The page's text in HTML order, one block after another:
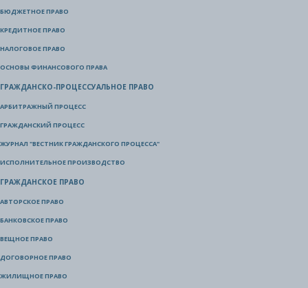
БЮДЖЕТНОЕ ПРАВО
КРЕДИТНОЕ ПРАВО
НАЛОГОВОЕ ПРАВО
ОСНОВЫ ФИНАНСОВОГО ПРАВА
ГРАЖДАНСКО-ПРОЦЕССУАЛЬНОЕ ПРАВО
АРБИТРАЖНЫЙ ПРОЦЕСС
ГРАЖДАНСКИЙ ПРОЦЕСС
ЖУРНАЛ "ВЕСТНИК ГРАЖДАНСКОГО ПРОЦЕССА"
ИСПОЛНИТЕЛЬНОЕ ПРОИЗВОДСТВО
ГРАЖДАНСКОЕ ПРАВО
АВТОРСКОЕ ПРАВО
БАНКОВСКОЕ ПРАВО
ВЕЩНОЕ ПРАВО
ДОГОВОРНОЕ ПРАВО
ЖИЛИЩНОЕ ПРАВО